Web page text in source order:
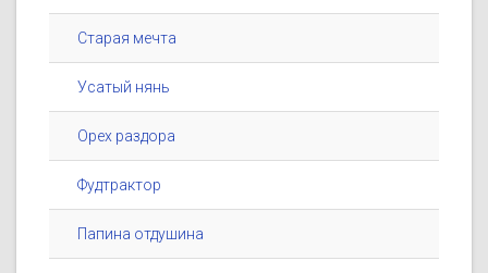
Старая мечта
Усатый нянь
Орех раздора
Фудтрактор
Папина отдушина